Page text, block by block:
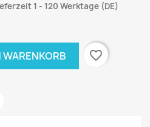
1 - 120 Werktage (DE)
WARENKORB favorite_border